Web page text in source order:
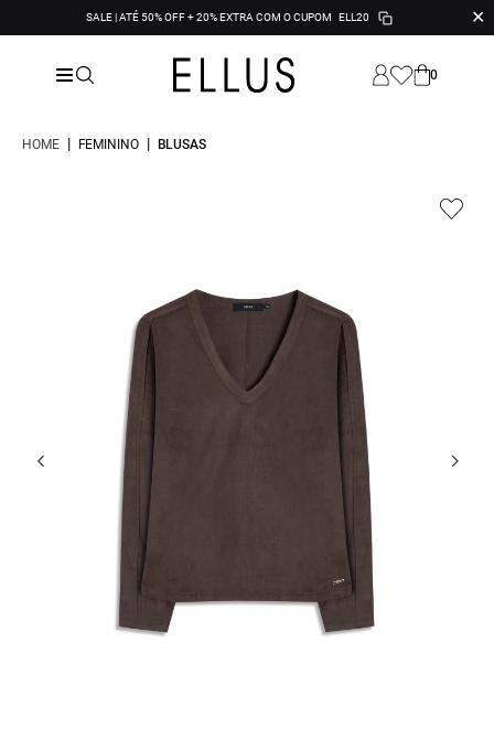
SALE | ATÉ 50% OFF + 20% EXTRA COM O CUPOM ELL20 ✕
0
HOME | FEMININO | BLUSAS